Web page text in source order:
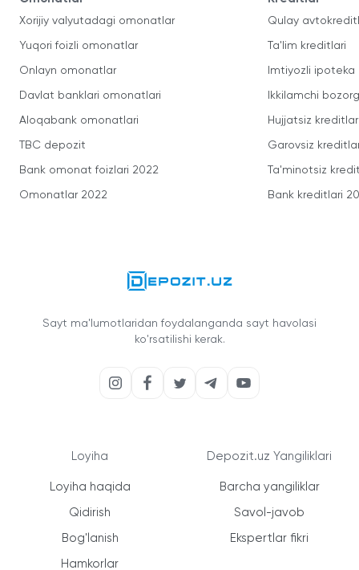
Xorijiy valyutadagi omonatlar
Yuqori foizli omonatlar
Onlayn omonatlar
Davlat banklari omonatlari
Aloqabank omonatlari
TBC depozit
Bank omonat foizlari 2022
Omonatlar 2022
Qulay
Ta'lim kreditlari
Imtiyozli ipoteka
Ikkilamchi
Hujjatsiz kreditlar
Garovsiz
Ta'minotsiz
Bank kreditlari
Sayt ma'lumotlaridan foydalanganda sayt havolasi
ko'rsatilishi kerak.
Loyiha
Loyiha haqida
Qidirish
Bog'lanish
Hamkorlar
Depozit.uz Yangiliklari
Barcha yangiliklar
Savol-javob
Ekspertlar fikri